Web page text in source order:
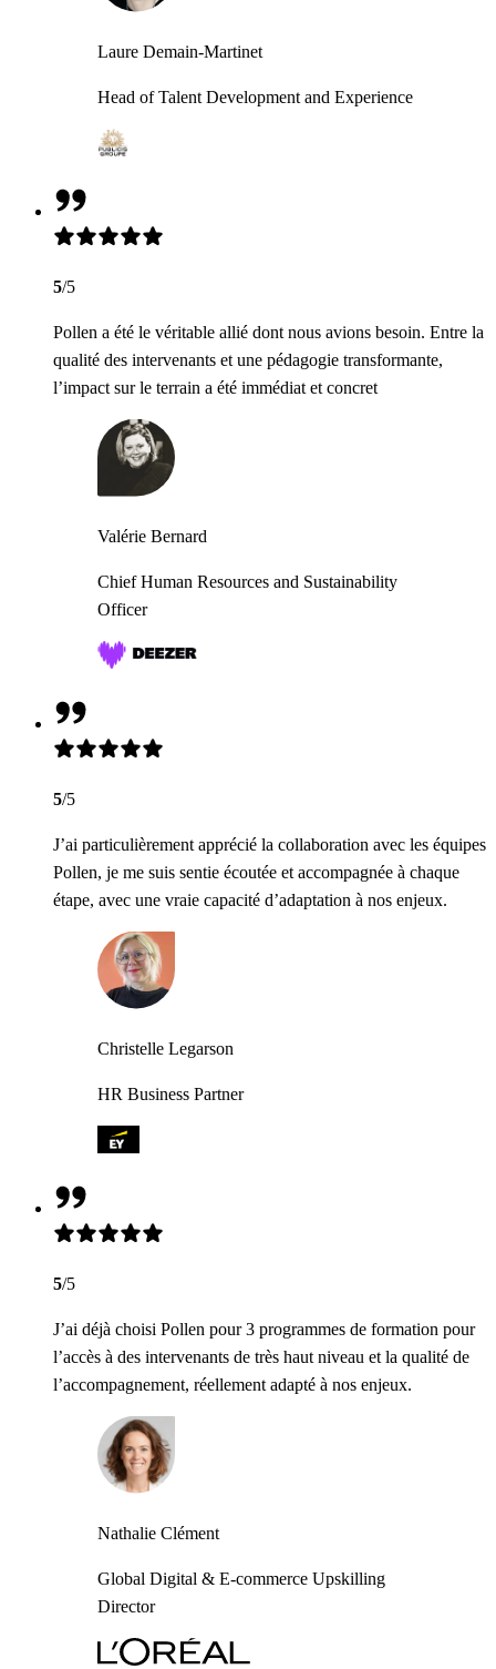
Laure Demain-Martinet
Head of Talent Development and Experience
5/5
Pollen a été le véritable allié dont nous avions besoin. Entre la
qualité des intervenants et une pédagogie transformante,
l’impact sur le terrain a été immédiat et concret
Valérie Bernard
Chief Human Resources and Sustainability
Officer
5/5
J’ai particulièrement apprécié la collaboration avec les équipes
Pollen, je me suis sentie écoutée et accompagnée à chaque
étape, avec une vraie capacité d’adaptation à nos enjeux.
Christelle Legarson
HR Business Partner
5/5
J’ai déjà choisi Pollen pour 3 programmes de formation pour
l’accès à des intervenants de très haut niveau et la qualité de
l’accompagnement, réellement adapté à nos enjeux.
Nathalie Clément
Global Digital & E-commerce Upskilling
Director